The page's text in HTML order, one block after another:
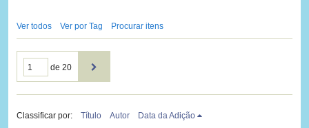
Ver todos Ver por Tag Procurar itens
de 20
Classificar por: Título Autor Data da Adição